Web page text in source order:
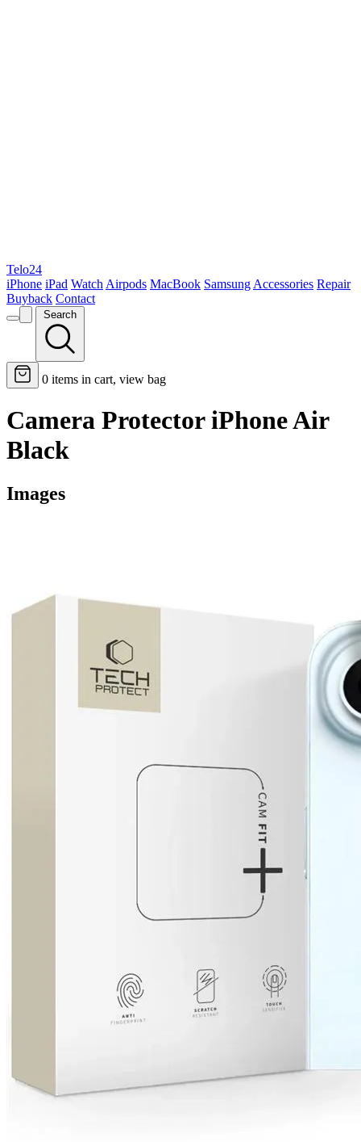
Telo24
iPhone iPad Watch Airpods MacBook Samsung Accessories Repair
Buyback Contact
Search
0 items in cart, view bag
Camera Protector iPhone Air
Black
Images